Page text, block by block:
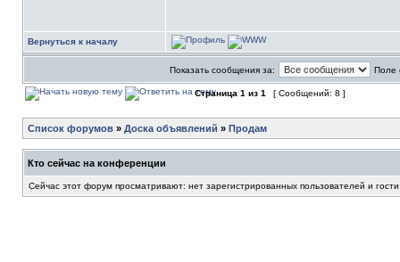
Вернуться к началу
Показать сообщения за: Поле
Страница 1 из 1 [ Сообщений: 8 ]
Список форумов » Доска объявлений » Продам
Кто сейчас на конференции
Сейчас этот форум просматривают: нет зарегистрированных пользователей и